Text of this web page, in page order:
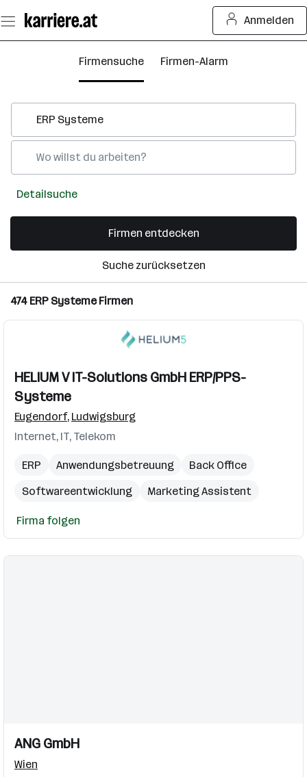
Seiteninhalt
springen
Anmelden
Firmensuche Firmen-Alarm
474 ERP SystemeFirmen
HELIUM V IT-Solutions GmbH ERP/PPS-
Systeme
Eugendorf, Ludwigsburg
Internet, IT, Telekom
ERP Anwendungsbetreuung
Back Office
Softwareentwicklung
Marketing Assistent
Firma folgen
Einblicke
ANG GmbH
Wien
Detailsuche
Firmen entdecken
Suche zurücksetzen